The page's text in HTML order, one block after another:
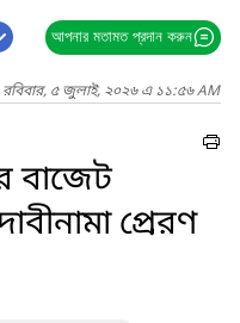
আপনার মতামত প্রদান করুন
রবিবার, ৫ জুলাই, ২০২৬ এ ১১:৫৬ AM
বাজেট
প্রেরণ